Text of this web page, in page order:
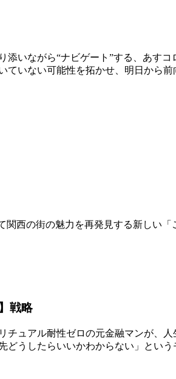
添いながら“ナビゲート”する、あす
いない可能性を拓かせ、明日から
西の街の魅力を再発見する新しい
戦略
ュアル耐性ゼロの元金融マンが、
うしたらいいかわからない」とい